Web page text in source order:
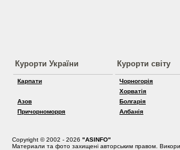
Курорти України
Карпати
Азов
Причорноморря
Курорти світу
Чорногорія
Хорватія
Болгарія
Албанія
Copyright © 2002 - 2026 "ASINFO"
Материали та фото захищені авторським правом.